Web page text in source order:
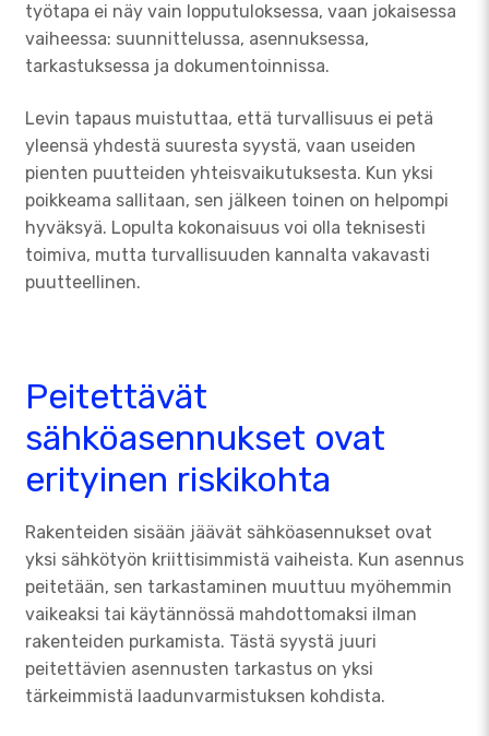
työtapa ei näy vain lopputuloksessa, vaan jokaisessa
vaiheessa: suunnittelussa, asennuksessa,
tarkastuksessa ja dokumentoinnissa.
Levin tapaus muistuttaa, että turvallisuus ei petä
yleensä yhdestä suuresta syystä, vaan useiden
pienten puutteiden yhteisvaikutuksesta. Kun yksi
poikkeama sallitaan, sen jälkeen toinen on helpompi
hyväksyä. Lopulta kokonaisuus voi olla teknisesti
toimiva, mutta turvallisuuden kannalta vakavasti
puutteellinen.
Peitettävät
sähköasennukset ovat
erityinen riskikohta
Rakenteiden sisään jäävät sähköasennukset ovat
yksi sähkötyön kriittisimmistä vaiheista. Kun asennus
peitetään, sen tarkastaminen muuttuu myöhemmin
vaikeaksi tai käytännössä mahdottomaksi ilman
rakenteiden purkamista. Tästä syystä juuri
peitettävien asennusten tarkastus on yksi
tärkeimmistä laadunvarmistuksen kohdista.